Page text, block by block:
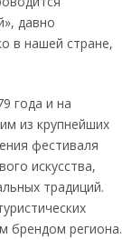
давно
в нашей стране,
года и на
из крупнейших
фестиваля
искусства,
традиций.
брендом региона.